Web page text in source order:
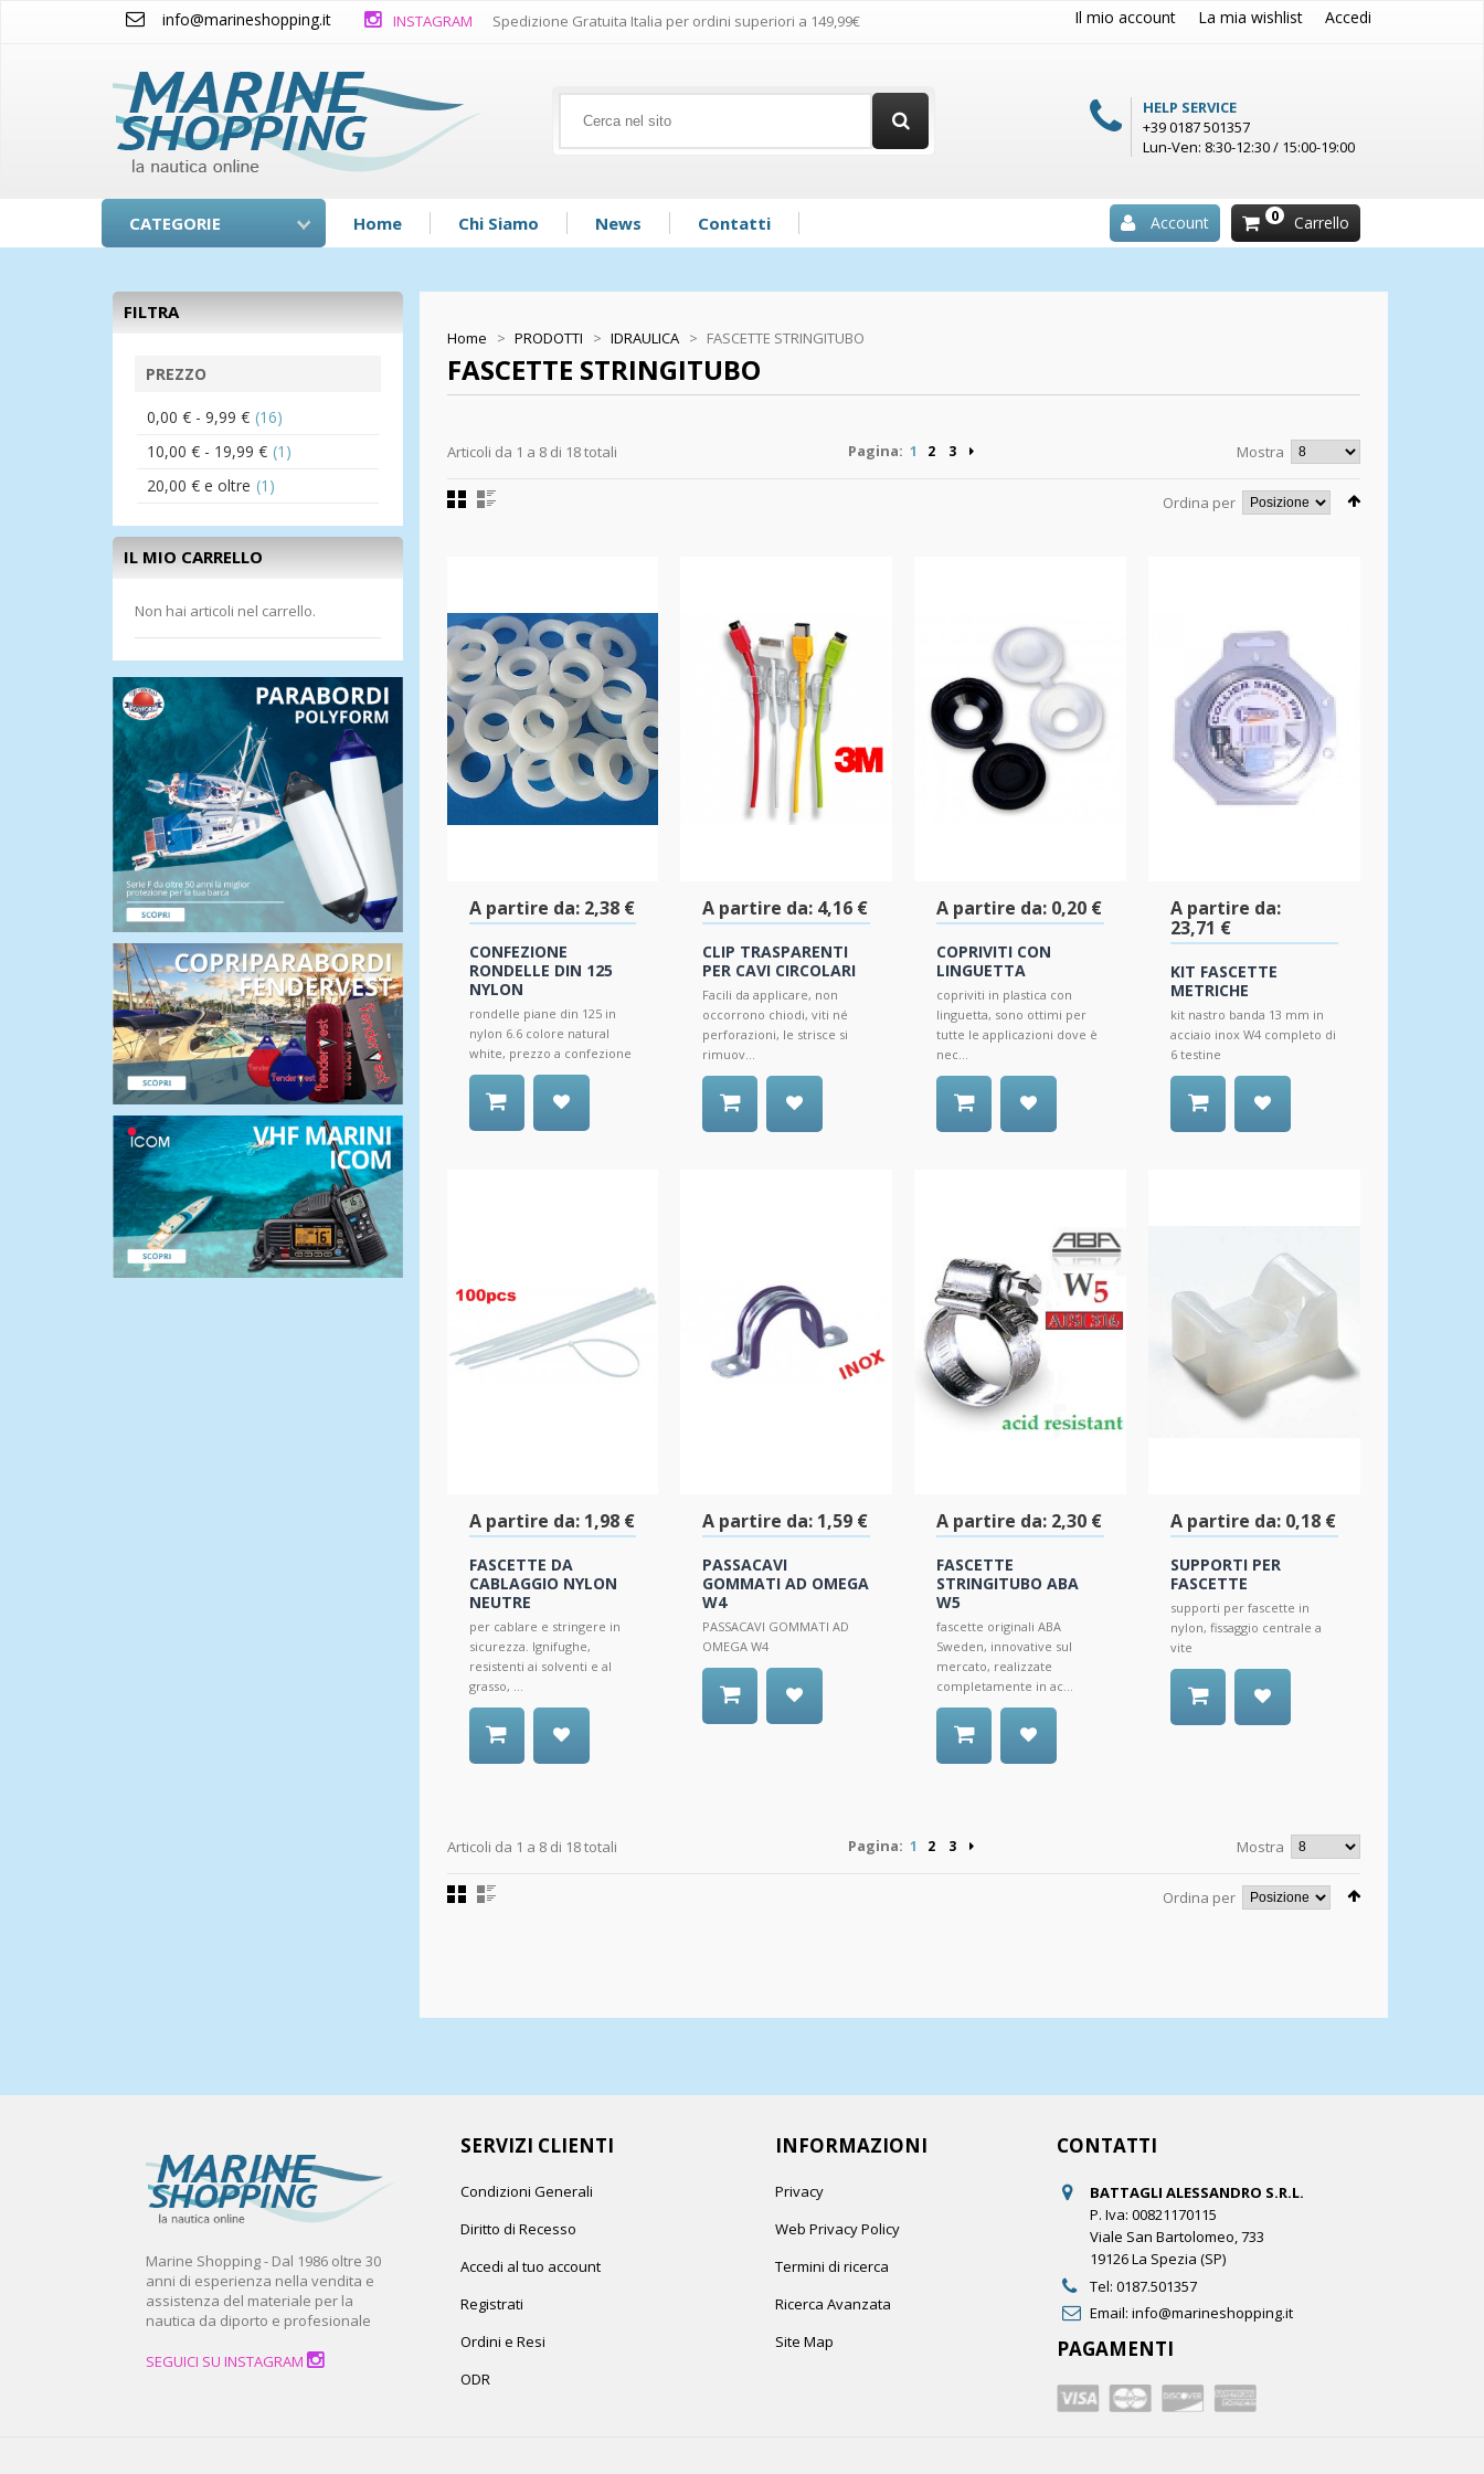
Il mio account La mia wishlist Accedi
info@marineshopping.it INSTAGRAM Spedizione Gratuita Italia per ordini superiori a 149,99€
HELP SERVICE
+39 0187 501357
Lun-Ven: 8:30-12:30 / 15:00-19:00
CATEGORIE Home Chi Siamo News Contatti Carrello
0
Account
Home > PRODOTTI > IDRAULICA > FASCETTE STRINGITUBO
FASCETTE STRINGITUBO
Articoli da 1 a 8 di 18 totali Mostra
Pagina: 1 2 3
Ordina per
A partire da: 2,38 €
CONFEZIONE
RONDELLE DIN 125
NYLON
rondelle piane din 125 in
nylon 6.6 colore natural
white, prezzo a confezione
A partire da: 4,16 €
CLIP TRASPARENTI
PER CAVI CIRCOLARI
Facili da applicare, non
occorrono chiodi, viti né
perforazioni, le strisce si
rimuov...
A partire da: 0,20 €
COPRIVITI CON
LINGUETTA
copriviti in plastica con
linguetta, sono ottimi per
tutte le applicazioni dove è
nec...
A partire da:
23,71 €
KIT FASCETTE
METRICHE
kit nastro banda 13 mm in
acciaio inox W4 completo di
6 testine
A partire da: 1,98 €
FASCETTE DA
CABLAGGIO NYLON
NEUTRE
per cablare e stringere in
sicurezza. Ignifughe,
resistenti ai solventi e al
grasso, ...
A partire da: 1,59 €
PASSACAVI
GOMMATI AD OMEGA
W4
PASSACAVI GOMMATI AD
OMEGA W4
A partire da: 2,30 €
FASCETTE
STRINGITUBO ABA
W5
fascette originali ABA
Sweden, innovative sul
mercato, realizzate
completamente in ac...
A partire da: 0,18 €
SUPPORTI PER
FASCETTE
supporti per fascette in
nylon, fissaggio centrale a
vite
Articoli da 1 a 8 di 18 totali Mostra
Pagina: 1 2 3
Ordina per
FILTRA
PREZZO
0,00 € - 9,99 € (16)
10,00 € - 19,99 € (1)
20,00 € e oltre (1)
IL MIO CARRELLO
Non hai articoli nel carrello.
Marine Shopping - Dal 1986 oltre 30
anni di esperienza nella vendita e
assistenza del materiale per la
nautica da diporto e profesionale
SEGUICI SU INSTAGRAM
SERVIZI CLIENTI
Condizioni Generali
Diritto di Recesso
Accedi al tuo account
Registrati
Ordini e Resi
ODR
INFORMAZIONI
Privacy
Web Privacy Policy
Termini di ricerca
Ricerca Avanzata
Site Map
CONTATTI
BATTAGLI ALESSANDRO S.R.L.
P. Iva: 00821170115
Viale San Bartolomeo, 733
19126 La Spezia (SP)
Tel: 0187.501357
Email: info@marineshopping.it
PAGAMENTI